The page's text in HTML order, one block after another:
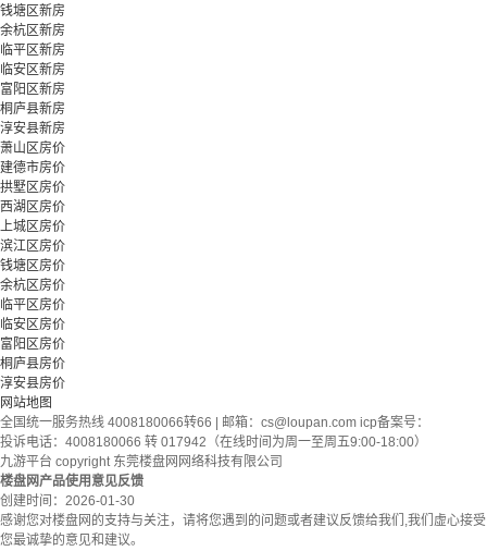
钱塘区新房
余杭区新房
临平区新房
临安区新房
富阳区新房
桐庐县新房
淳安县新房
萧山区房价
建德市房价
拱墅区房价
西湖区房价
上城区房价
滨江区房价
钱塘区房价
余杭区房价
临平区房价
临安区房价
富阳区房价
桐庐县房价
淳安县房价
网站地图
全国统一服务热线 4008180066转66 | 邮箱： cs@loupan.com icp备案号：
投诉电话：4008180066 转 017942（在线时间为周一至周五9:00-18:00）
九游平台 copyright 东莞楼盘网网络科技有限公司
楼盘网产品使用意见反馈
创建时间： 2026-01-30
感谢您对楼盘网的支持与关注，请将您遇到的问题或者建议反馈给我们,我们虚心接受
您最诚挚的意见和建议。